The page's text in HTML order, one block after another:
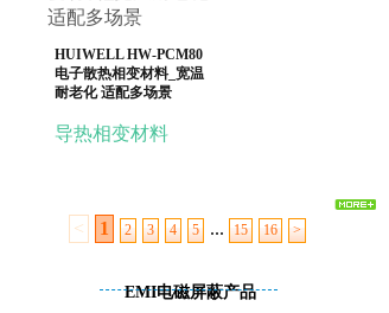
HUIWELL HW-PCM80
电子散热相变材料_宽温
耐老化 适配多场景
导热相变材料
< 1 2 3 4 5 ... 15 16 >
EMI电磁屏蔽产品